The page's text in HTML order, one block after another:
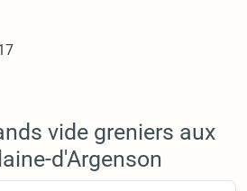
vide greniers aux
d'Argenson